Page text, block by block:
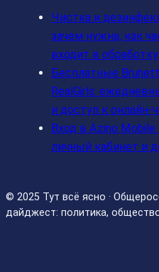
Чистка и
зачем нужна, как
входит в обработку
Бесплатные
RealGirls:
и доступ к
Вход в Azino
личный кабинет и
© 2025 Тут всё ясно ·
дайджест: политика,